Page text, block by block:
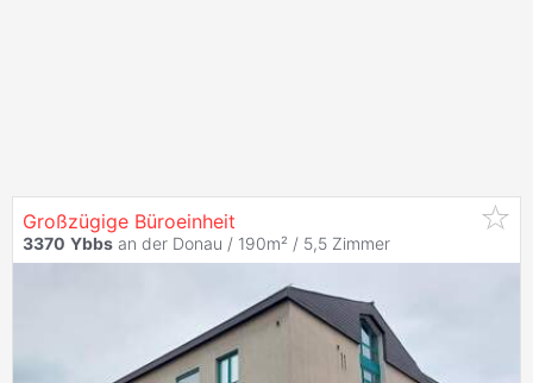
Großzügige Büroeinheit
3370 Ybbs an der Donau / 190m² / 5,5 Zimmer